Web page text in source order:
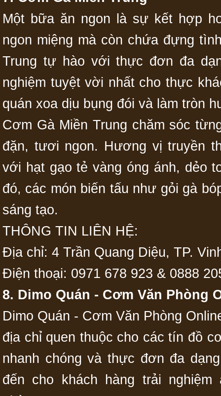
Một bữa ăn ngon là sự kết hợp
ngon miệng mà còn chứa đựng
Trung tự hào với thực đơn đa
nghiệm tuyệt vời nhất cho thực
quán xoa dịu bụng đói và làm tròn
Cơm Gà Miền Trung chăm sóc
đặn, tươi ngon. Hương vị truyền
với hạt gạo tẻ vàng óng ánh, dẻo
đó, các món biến tấu như gỏi gà
sáng tạo.
THÔNG TIN LIÊN HỆ:
Địa chỉ: 4 Trần Quang Diệu, TP.
Điện thoại: 0971 678 923 & 0888
8. Dimo Quán - Cơm Văn Phòng
Dimo Quán - Cơm Văn Phòng
địa chỉ quen thuộc cho các tín đồ
nhanh chóng và thực đơn đa
đến cho khách hàng trải